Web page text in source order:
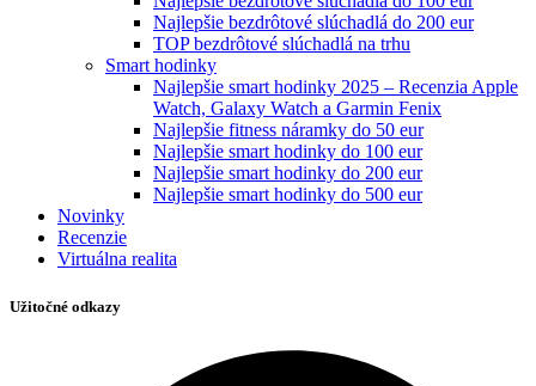
Najlepšie bezdrôtové slúchadlá do 200 eur
TOP bezdrôtové slúchadlá na trhu
Smart hodinky
Najlepšie smart hodinky 2025 – Recenzia Apple
Watch, Galaxy Watch a Garmin Fenix
Najlepšie fitness náramky do 50 eur
Najlepšie smart hodinky do 100 eur
Najlepšie smart hodinky do 200 eur
Najlepšie smart hodinky do 500 eur
Novinky
Recenzie
Virtuálna realita
Užitočné odkazy